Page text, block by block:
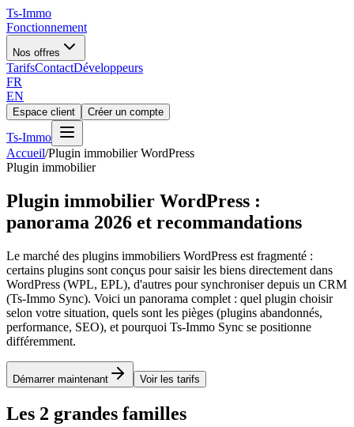
Ts-Immo
Fonctionnement
Nos offres
TarifsContactDéveloppeurs
FR
EN
Espace client Créer un compte
Ts-Immo
Accueil/Plugin immobilier WordPress
Plugin immobilier
Plugin immobilier WordPress :
panorama 2026 et recommandations
Le marché des plugins immobiliers WordPress est fragmenté :
certains plugins sont conçus pour saisir les biens directement dans
WordPress (WPL, EPL), d'autres pour synchroniser depuis un CRM
(Ts-Immo Sync). Voici un panorama complet : quel plugin choisir
selon votre situation, quels sont les pièges (plugins abandonnés,
performance, SEO), et pourquoi Ts-Immo Sync se positionne
différemment.
Démarrer maintenant Voir les tarifs
Les 2 grandes familles